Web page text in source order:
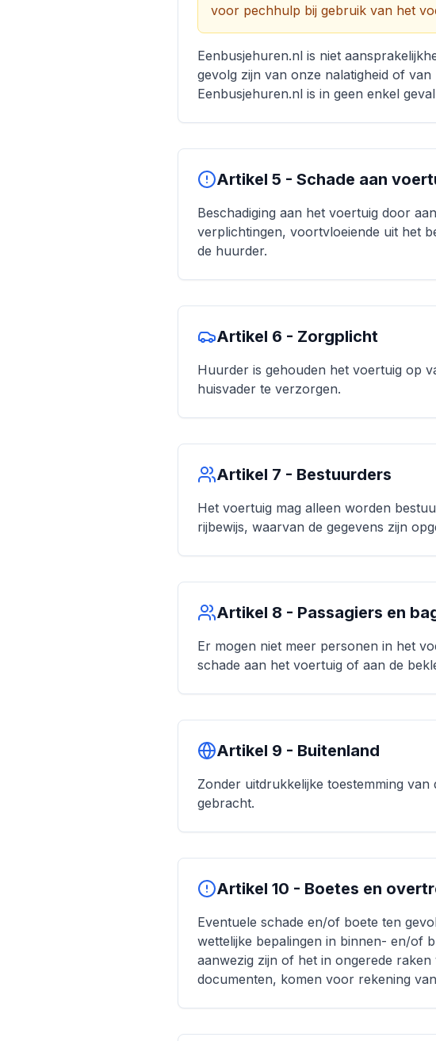
voor pechhulp bij gebruik van het
Eenbusjehuren.nl is niet
gevolg zijn van onze nalatigheid of
Eenbusjehuren.nl is in geen enkel
Artikel 5 - Schade aan
Beschadiging aan het voertuig door
verplichtingen, voortvloeiende uit het
de huurder.
Artikel 6 - Zorgplicht
Huurder is gehouden het voertuig op
huisvader te verzorgen.
Artikel 7 - Bestuurders
Het voertuig mag alleen worden
rijbewijs, waarvan de gegevens zijn
Artikel 8 - Passagiers en
Er mogen niet meer personen in het
schade aan het voertuig of aan de
Artikel 9 - Buitenland
Zonder uitdrukkelijke toestemming
gebracht.
Artikel 10 - Boetes en
Eventuele schade en/of boete ten
wettelijke bepalingen in binnen- en/of
aanwezig zijn of het in ongerede
documenten, komen voor rekening